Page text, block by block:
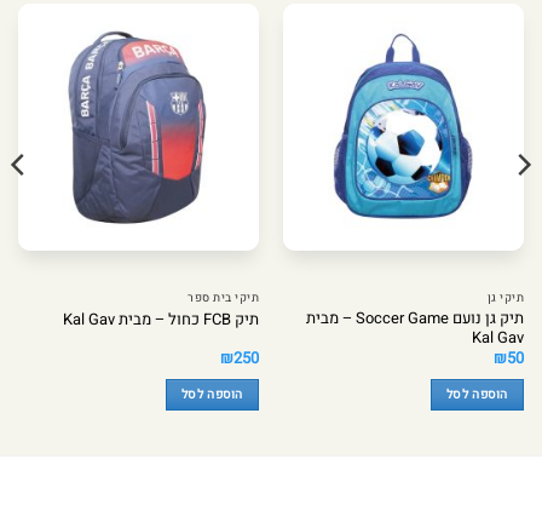
תיקי גן
תיק גן נועם Soccer Game – מבית
Kal Gav
₪50
הוספה לסל
תיקי בית ספר
תיק FCB כחול – מבית Kal Gav
₪250
הוספה לסל